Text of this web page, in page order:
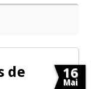
de
16
Mai